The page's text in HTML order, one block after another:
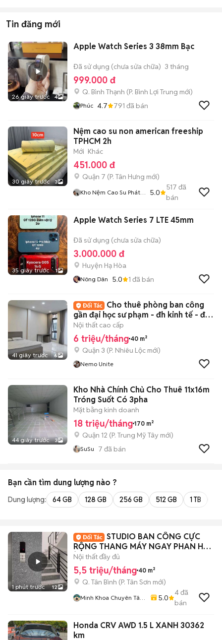
Tin đăng mới
26 giây trước 4
Apple Watch Series 3 38mm Bạc
Đã sử dụng (chưa sửa chữa) 3 tháng
999.000 đ
Q. Bình Thạnh (P. Bình Lợi Trung mới)
Phúc 4.7 791 đã bán
30 giây trước 3
Nệm cao su non american freeship
TPHCM 2h
Mới Khác
451.000 đ
Quận 7 (P. Tân Hưng mới)
Kho Nệm Cao Su Phát
5.0
517 đã
bán
35 giây trước 1
Apple Watch Series 7 LTE 45mm
Đã sử dụng (chưa sửa chữa)
3.000.000 đ
Huyện Hạ Hòa
Nông Dân 5.0 1 đã bán
41 giây trước 6
Cho thuê phòng ban công
gần đại học sư phạm - đh kinh tế - đh
hoa sen
Nội thất cao cấp
6 triệu/tháng 40 m²
Quận 3 (P. Nhiêu Lộc mới)
Nemo Unite
44 giây trước 3
Kho Nhà Chính Chủ Cho Thuê 11x16m
Tróng Suốt Có 3pha
Mặt bằng kinh doanh
18 triệu/tháng 170 m²
Quận 12 (P. Trung Mỹ Tây mới)
SuSu 7 đã bán
Bạn cần tìm dung lượng nào ?
Dung lượng: 64 GB 128 GB 256 GB 512 GB 1 TB
1 phút trước 12
STUDIO BAN CÔNG CỰC
RỘNG THANG MÁY NGAY PHAN HUY
ÍCH
Nội thất đầy đủ
5,5 triệu/tháng 40 m²
Q. Tân Bình (P. Tân Sơn mới)
Minh Khoa Chuyên Tân
5.0
4đã
bán
Honda CRV AWD 1.5 L XANH 30362
km